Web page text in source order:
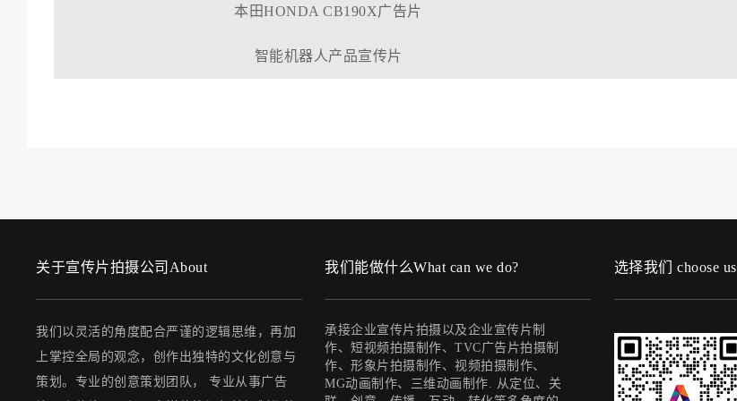
本田HONDA CB190X广告片
智能机器人产品宣传片
关于宣传片拍摄公司About
我们以灵活的角度配合严谨的逻辑思维，再加
上掌控全局的观念，创作出独特的文化创意与
策划。专业的创意策划团队， 专业从事广告
我们能做什么What can we do?
承接企业宣传片拍摄以及企业宣传片制
作、短视频拍摄制作、TVC广告片拍摄制
作、形象片拍摄制作、视频拍摄制作、
MG动画制作、三维动画制作. 从定位、关
选择我们 choose us